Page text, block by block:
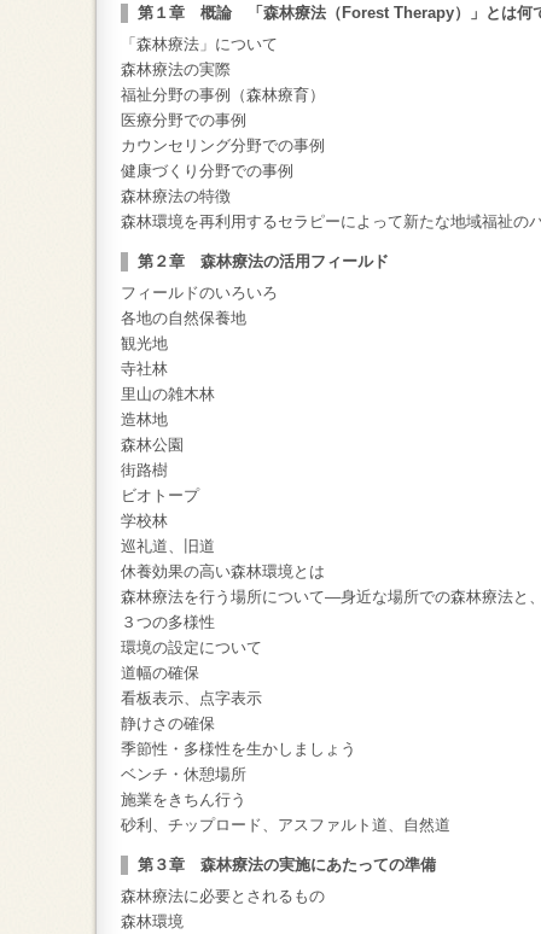
第１章 概論 「森林療法（Forest Therapy）」とは何
「森林療法」について
森林療法の実際
福祉分野の事例（森林療育）
医療分野での事例
カウンセリング分野での事例
健康づくり分野での事例
森林療法の特徴
森林環境を再利用するセラピーによって新たな地域福祉の
第２章 森林療法の活用フィールド
フィールドのいろいろ
各地の自然保養地
観光地
寺社林
里山の雑木林
造林地
森林公園
街路樹
ビオトープ
学校林
巡礼道、旧道
休養効果の高い森林環境とは
森林療法を行う場所について―身近な場所での森林療法
３つの多様性
環境の設定について
道幅の確保
看板表示、点字表示
静けさの確保
季節性・多様性を生かしましょう
ベンチ・休憩場所
施業をきちん行う
砂利、チップロード、アスファルト道、自然道
第３章 森林療法の実施にあたっての準備
森林療法に必要とされるもの
森林環境